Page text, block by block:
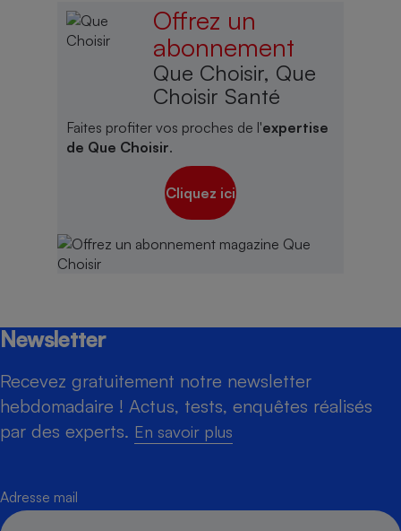
Offrez un
abonnement
Que Choisir, Que
Choisir Santé
Faites profiter vos proches de l'expertise
de Que Choisir.
Cliquez ici
Newsletter
Recevez gratuitement notre newsletter
hebdomadaire ! Actus, tests, enquêtes réalisés
par des experts. En savoir plus
Adresse mail